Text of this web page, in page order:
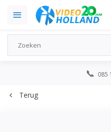
085
Terug